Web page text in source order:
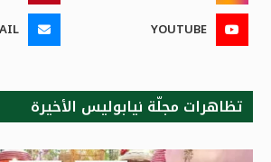
YOUTUBE
تظاهرات مجلّة نيابوليس الأخيرة